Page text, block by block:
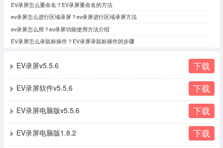
EV录屏怎么重命名？EV录屏重命名的方法
ev录屏怎么进行区域录屏？ev录屏进行区域录屏方法
ev录屏怎么用？ev录屏功能使用方法介绍
EV录屏怎么录鼠标操作？EV录屏录鼠标操作的步骤
EV录屏v5.5.6 下载
EV录屏软件v5.5.6 下载
EV录屏电脑版v5.5.6 下载
EV录屏电脑版1.8.2 下载